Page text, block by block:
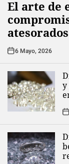
El arte de
6 Mayo, 2026
y